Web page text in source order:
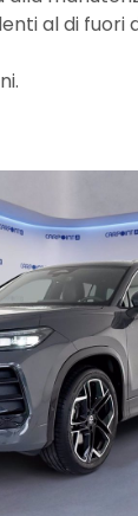
al di fuori